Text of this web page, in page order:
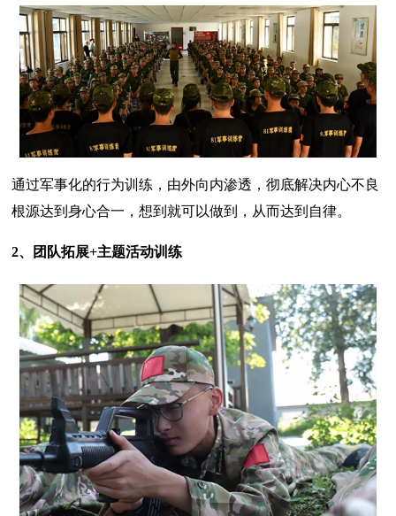
通过军事化的行为训练，由外向内渗透，彻底解决内心不良
根源达到身心合一，想到就可以做到，从而达到自律。
2、团队拓展+主题活动训练